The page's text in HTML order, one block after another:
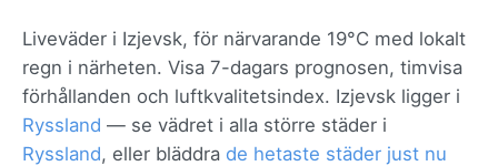
Liveväder i Izjevsk, för närvarande 19°C med lokalt
regn i närheten. Visa 7-dagars prognosen, timvisa
förhållanden och luftkvalitetsindex. Izjevsk ligger i
Ryssland — se vädret i alla större städer i
Ryssland, eller bläddra de hetaste städer just nu